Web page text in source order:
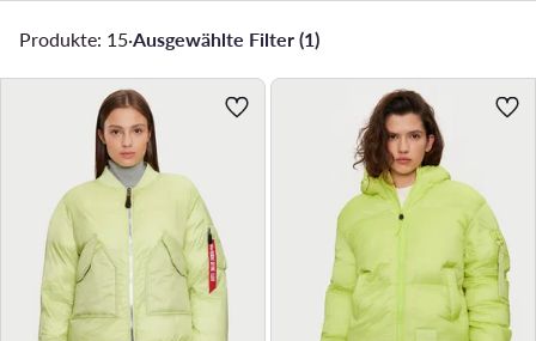
Produkte: 15·Ausgewählte Filter (1)